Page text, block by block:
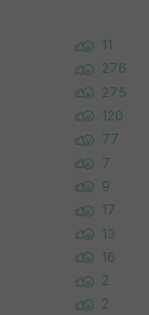
11
276
275
120
77
7
9
17
13
16
2
2